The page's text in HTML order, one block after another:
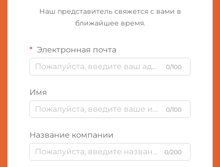
Наш представитель свяжется с вами в
ближайшее время.
Электронная почта
0/100
Имя
0/100
Название компании
0/200